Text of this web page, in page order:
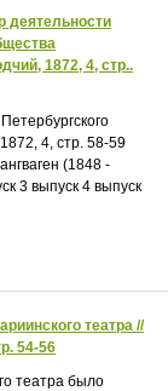
деятельности
1872, 4, стр..
4, стр. 58-59
(1848 -
3 выпуск 4 выпуск
театра //
54-56
театра было